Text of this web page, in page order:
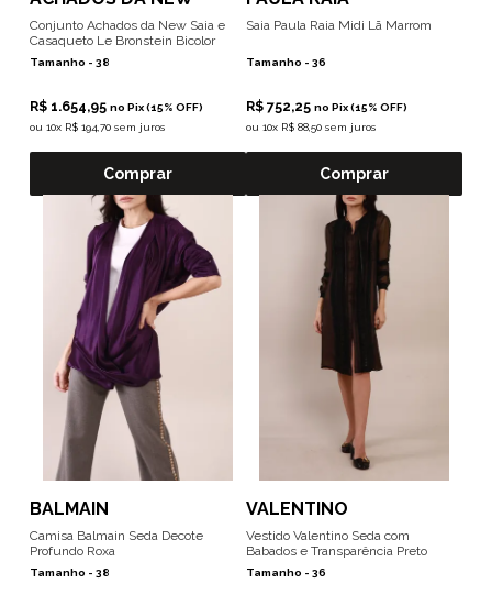
Conjunto Achados da New Saia e
Casaqueto Le Bronstein Bicolor
Tamanho - 38
R$ 1.654,95 no Pix (15% OFF)
ou 10x R$ 194,70 sem juros
Comprar
Saia Paula Raia Midi Lã Marrom
Tamanho - 36
R$ 752,25 no Pix (15% OFF)
ou 10x R$ 88,50 sem juros
Comprar
BALMAIN
Camisa Balmain Seda Decote
Profundo Roxa
Tamanho - 38
VALENTINO
Vestido Valentino Seda com
Babados e Transparência Preto
Tamanho - 36